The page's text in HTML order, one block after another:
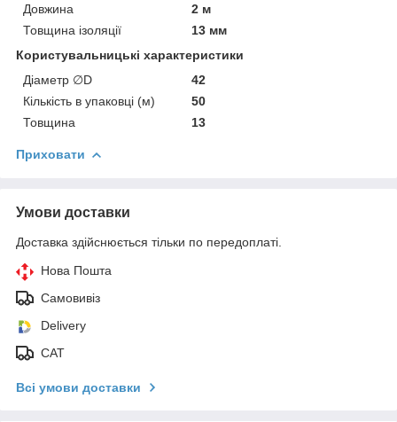
Довжина
2 м
Товщина ізоляції
13 мм
Користувальницькі характеристики
Діаметр ∅D
42
Кількість в упаковці (м)
50
Товщина
13
Приховати
Умови доставки
Доставка здійснюється тільки по передоплаті.
Нова Пошта
Самовивіз
Delivery
САТ
Всі умови доставки